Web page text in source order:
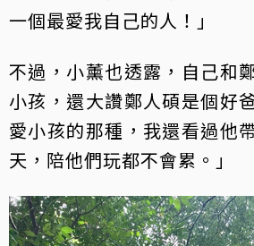
一個最愛我自己的人！」
不過，小薰也透露，自己和
小孩，還大讚鄭人碩是個好
愛小孩的那種，我還看過他
天，陪他們玩都不會累。」